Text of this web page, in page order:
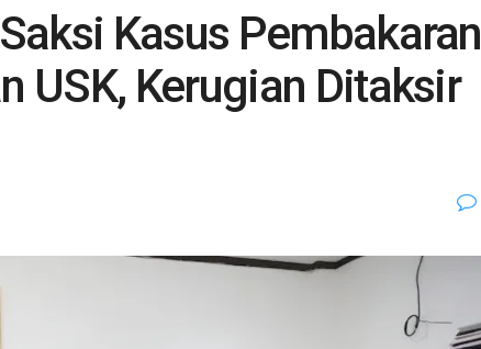
Kasus Pembakaran
USK, Kerugian Ditaksir